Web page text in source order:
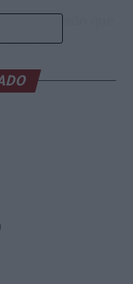
furtado que
lhe
de ilícito
de detenção